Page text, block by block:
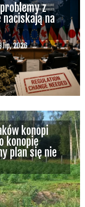
lip, 2026
z
na
konopi
konopie
plan się nie